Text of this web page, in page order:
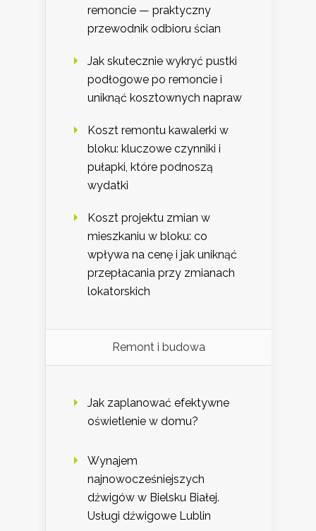
remoncie — praktyczny
przewodnik odbioru ścian
Jak skutecznie wykryć pustki
podłogowe po remoncie i
uniknąć kosztownych napraw
Koszt remontu kawalerki w
bloku: kluczowe czynniki i
pułapki, które podnoszą
wydatki
Koszt projektu zmian w
mieszkaniu w bloku: co
wpływa na cenę i jak uniknąć
przepłacania przy zmianach
lokatorskich
Remont i budowa
Jak zaplanować efektywne
oświetlenie w domu?
Wynajem
najnowocześniejszych
dźwigów w Bielsku Białej.
Usługi dźwigowe Lublin